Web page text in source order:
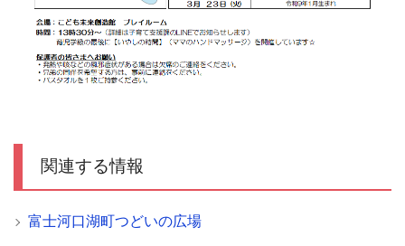
関連する情報
富士河口湖町つどいの広場